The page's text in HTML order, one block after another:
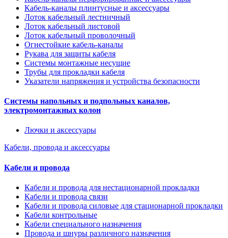
Кабель-каналы плинтусные и аксессуары
Лоток кабельный лестничный
Лоток кабельный листовой
Лоток кабельный проволочный
Огнестойкие кабель-каналы
Рукава для защиты кабеля
Системы монтажные несущие
Трубы для прокладки кабеля
Указатели напряжения и устройства безопасности
Системы напольных и подпольных каналов,
электромонтажных колон
Лючки и аксессуары
Кабели, провода и аксессуары
Кабели и провода
Кабели и провода для нестационарной прокладки
Кабели и провода связи
Кабели и провода силовые для стационарной прокладки
Кабели контрольные
Кабели специального назначения
Провода и шнуры различного назначения